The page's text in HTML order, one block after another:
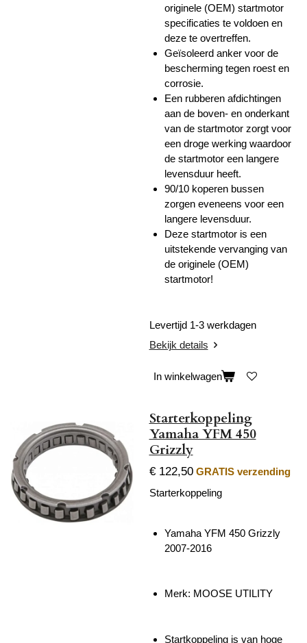
originele (OEM) startmotor
specificaties te voldoen en
deze te overtreffen.
Geïsoleerd anker voor de
bescherming tegen roest en
corrosie.
Een rubberen afdichtingen
aan de boven- en onderkant
van de startmotor zorgt voor
een droge werking waardoor
de startmotor een langere
levensduur heeft.
90/10 koperen bussen
zorgen eveneens voor een
langere levensduur.
Deze startmotor is een
uitstekende vervanging van
de originele (OEM)
startmotor!
Levertijd 1-3 werkdagen
Bekijk details
In winkelwagen
Starterkoppeling
Yamaha YFM 450
Grizzly
€ 122,50 GRATIS verzending
Starterkoppeling
Yamaha YFM 450 Grizzly
2007-2016
Merk: MOOSE UTILITY
Startkoppeling is van hoge